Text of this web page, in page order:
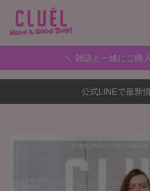
＼ 雑誌と一緒にご購
公式LINEで最新